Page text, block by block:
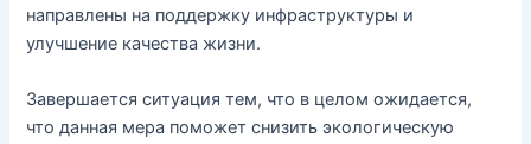
направлены на поддержку инфраструктуры и
улучшение качества жизни.
Завершается ситуация тем, что в целом ожидается,
что данная мера поможет снизить экологическую